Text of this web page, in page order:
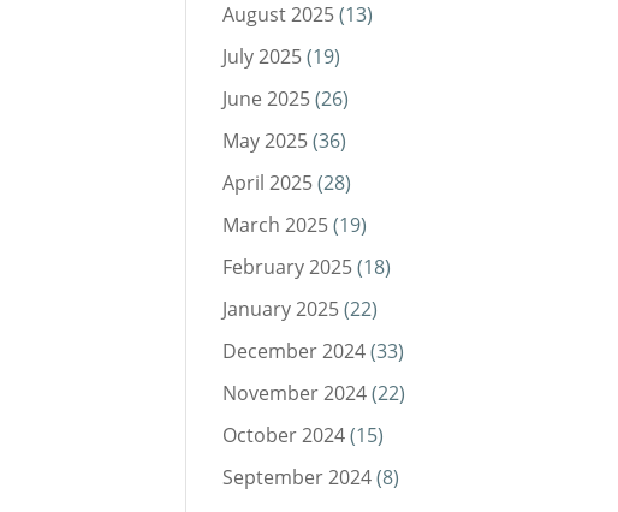
August 2025(13)
July 2025(19)
June 2025(26)
May 2025(36)
April 2025(28)
March 2025(19)
February 2025(18)
January 2025(22)
December 2024(33)
November 2024(22)
October 2024(15)
September 2024(8)